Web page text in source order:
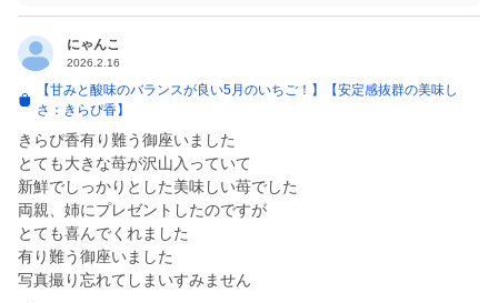
にゃんこ
2026.2.16
【甘みと酸味のバランスが良い5月のいちご！】【安定感抜群の美味し
さ：きらぴ香】
きらぴ香有り難う御座いました
とても大きな苺が沢山入っていて
新鮮でしっかりとした美味しい苺でした
両親、姉にプレゼントしたのですが
とても喜んでくれました
有り難う御座いました
写真撮り忘れてしまいすみません